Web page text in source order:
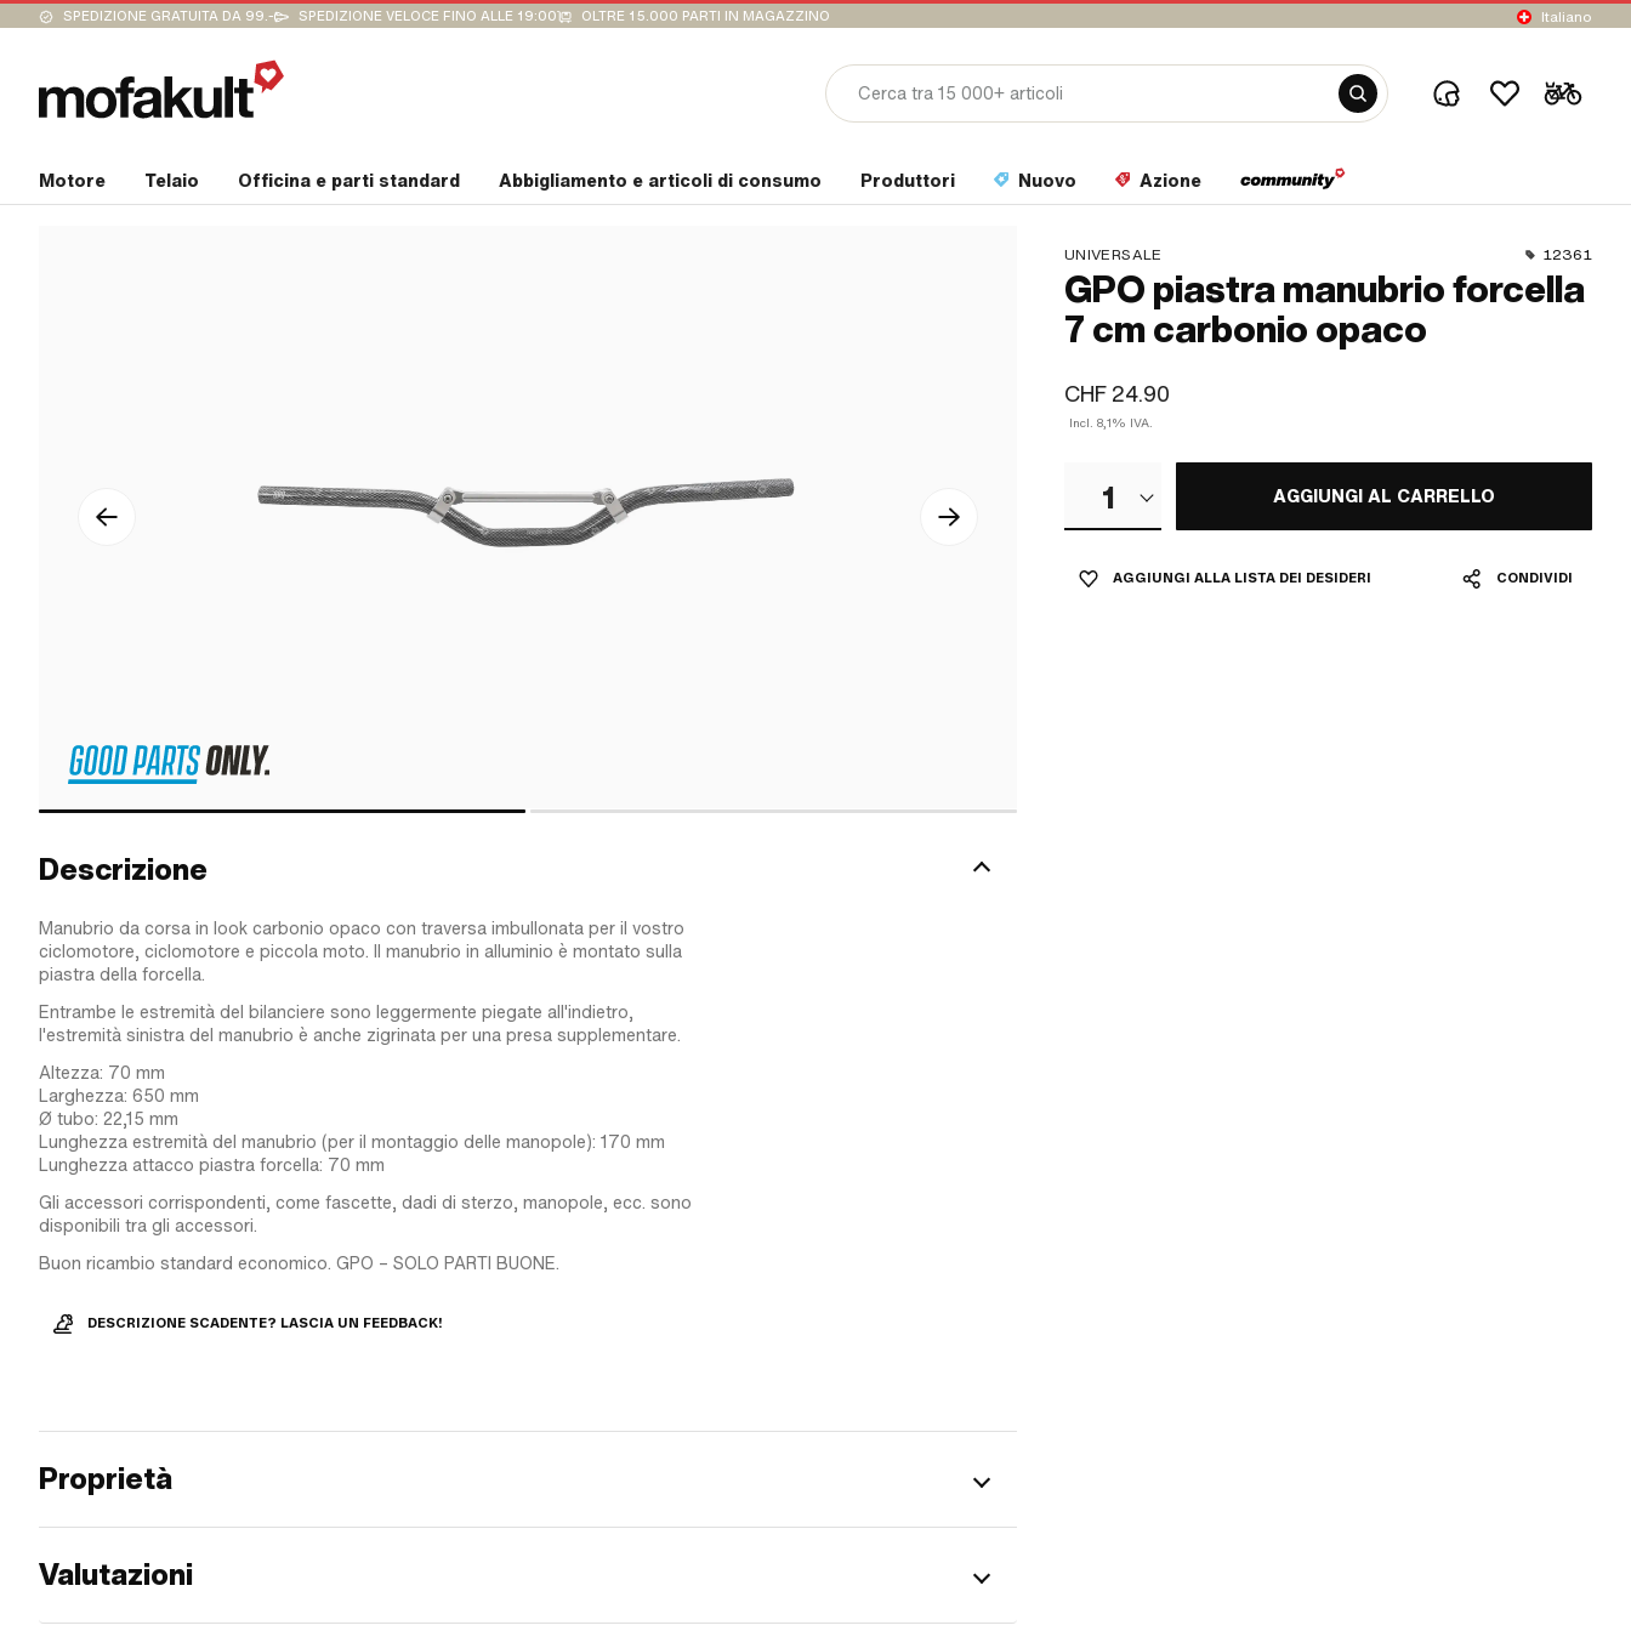
SPEDIZIONE GRATUITA DA 99.- SPEDIZIONE VELOCE FINO ALLE 19:00 OLTRE 15.000 PARTI IN MAGAZZINO Italiano
Motore Telaio Officina e parti standard Abbigliamento e articoli di consumo Produttori Nuovo Azione
UNIVERSALE 12361
GPO piastra manubrio forcella
7 cm carbonio opaco
CHF 24.90
Incl. 8,1% IVA.
1 AGGIUNGI AL CARRELLO
AGGIUNGI ALLA LISTA DEI DESIDERI CONDIVIDI
Descrizione
Manubrio da corsa in look carbonio opaco con traversa imbullonata per il vostro
ciclomotore, ciclomotore e piccola moto. Il manubrio in alluminio è montato sulla
piastra della forcella.
Entrambe le estremità del bilanciere sono leggermente piegate all'indietro,
l'estremità sinistra del manubrio è anche zigrinata per una presa supplementare.
Altezza: 70 mm
Larghezza: 650 mm
Ø tubo: 22,15 mm
Lunghezza estremità del manubrio (per il montaggio delle manopole): 170 mm
Lunghezza attacco piastra forcella: 70 mm
Gli accessori corrispondenti, come fascette, dadi di sterzo, manopole, ecc. sono
disponibili tra gli accessori.
Buon ricambio standard economico. GPO – SOLO PARTI BUONE.
DESCRIZIONE SCADENTE? LASCIA UN FEEDBACK!
Proprietà
Valutazioni